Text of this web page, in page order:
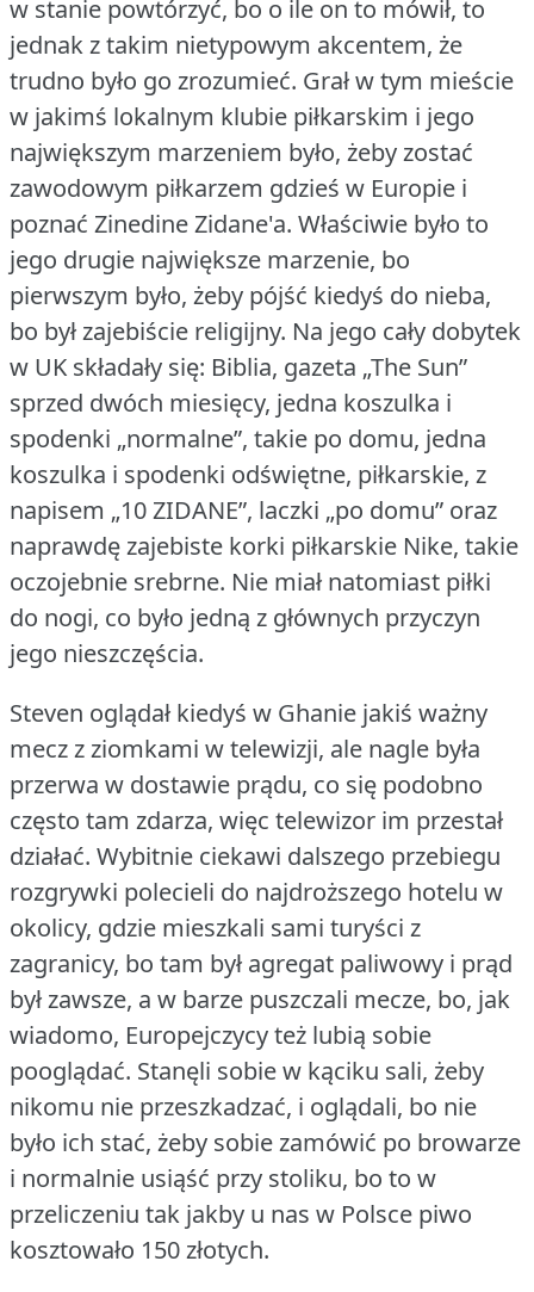
w stanie powtórzyć, bo o ile on to mówił, to
jednak z takim nietypowym akcentem, że
trudno było go zrozumieć. Grał w tym mieście
w jakimś lokalnym klubie piłkarskim i jego
największym marzeniem było, żeby zostać
zawodowym piłkarzem gdzieś w Europie i
poznać Zinedine Zidane'a. Właściwie było to
jego drugie największe marzenie, bo
pierwszym było, żeby pójść kiedyś do nieba,
bo był zajebiście religijny. Na jego cały dobytek
w UK składały się: Biblia, gazeta „The Sun”
sprzed dwóch miesięcy, jedna koszulka i
spodenki „normalne”, takie po domu, jedna
koszulka i spodenki odświętne, piłkarskie, z
napisem „10 ZIDANE”, laczki „po domu” oraz
naprawdę zajebiste korki piłkarskie Nike, takie
oczojebnie srebrne. Nie miał natomiast piłki
do nogi, co było jedną z głównych przyczyn
jego nieszczęścia.
Steven oglądał kiedyś w Ghanie jakiś ważny
mecz z ziomkami w telewizji, ale nagle była
przerwa w dostawie prądu, co się podobno
często tam zdarza, więc telewizor im przestał
działać. Wybitnie ciekawi dalszego przebiegu
rozgrywki polecieli do najdroższego hotelu w
okolicy, gdzie mieszkali sami turyści z
zagranicy, bo tam był agregat paliwowy i prąd
był zawsze, a w barze puszczali mecze, bo, jak
wiadomo, Europejczycy też lubią sobie
pooglądać. Stanęli sobie w kąciku sali, żeby
nikomu nie przeszkadzać, i oglądali, bo nie
było ich stać, żeby sobie zamówić po browarze
i normalnie usiąść przy stoliku, bo to w
przeliczeniu tak jakby u nas w Polsce piwo
kosztowało 150 złotych.